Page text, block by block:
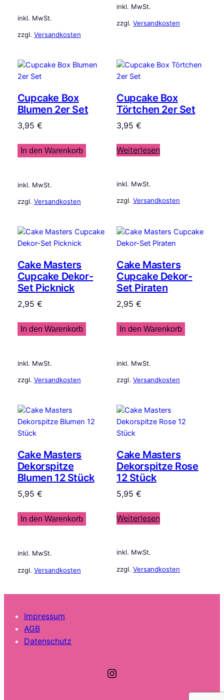
inkl. MwSt.
zzgl. Versandkosten
inkl. MwSt.
zzgl.Versandkosten
Cupcake Box
Blumen 2er Set
3,95 €
In den Warenkorb
inkl. MwSt.
zzgl. Versandkosten
Cupcake Box
Törtchen 2er Set
3,95€
Weiterlesen
inkl. MwSt.
zzgl.Versandkosten
Cake Masters
Cupcake Dekor-
Set Picknick
2,95 €
In den Warenkorb
inkl. MwSt.
zzgl. Versandkosten
Cake Masters
Cupcake Dekor-
Set Piraten
2,95€
In den Warenkorb
inkl. MwSt.
zzgl.Versandkosten
Cake Masters
Dekorspitze
Blumen 12 Stück
5,95 €
In den Warenkorb
inkl. MwSt.
zzgl. Versandkosten
Cake Masters
Dekorspitze Rose
12 Stück
5,95€
Weiterlesen
inkl. MwSt.
zzgl.Versandkosten
Impressum
AGB
Datenschutz
Instagram